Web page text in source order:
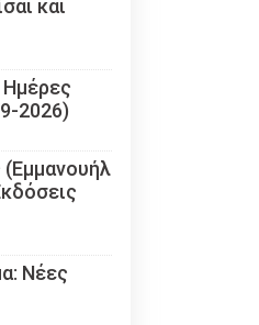
και
Ημέρες
2026)
Νέες